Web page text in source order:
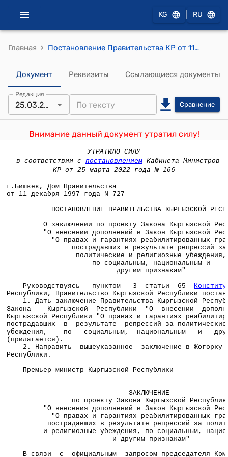
KG RU
Главная › Постановление Правительства КР от 11 декабря 1997 года N 727 " О заключении по проекту Закона Кыргызской Республики "О внесении дополнений в Закон Кыргызской Республики "О правах и гарантиях реабилитированных граждан, пострадавших в результате репрессий за политические и религиозные убеждения, по социальным, национальным и другим признакам"
Документ Реквизиты Ссылающиеся документы
Редакция
25.03.2022 Сравнение
Внимание данный документ утратил силу!